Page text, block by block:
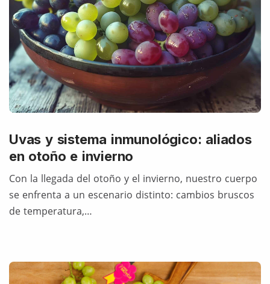
Uvas y sistema inmunológico: aliados
en otoño e invierno
Con la llegada del otoño y el invierno, nuestro cuerpo
se enfrenta a un escenario distinto: cambios bruscos
de temperatura,…